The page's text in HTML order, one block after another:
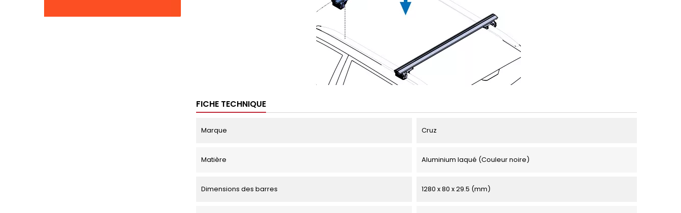
FICHE TECHNIQUE
Marque Cruz
Matière Aluminium laqué (Couleur noire)
Dimensions des barres 1280 x 80 x 29.5 (mm)